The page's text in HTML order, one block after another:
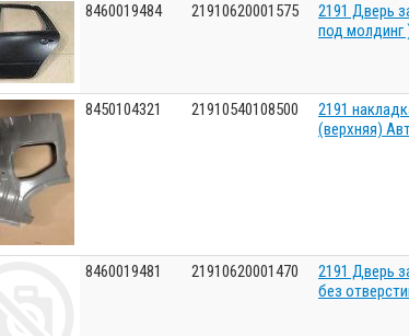
8460019484 21910620001575
2191 Дверь
под молдинг
8450104321 21910540108500
2191
(верхняя)
8460019481 21910620001470
2191 Дверь
без